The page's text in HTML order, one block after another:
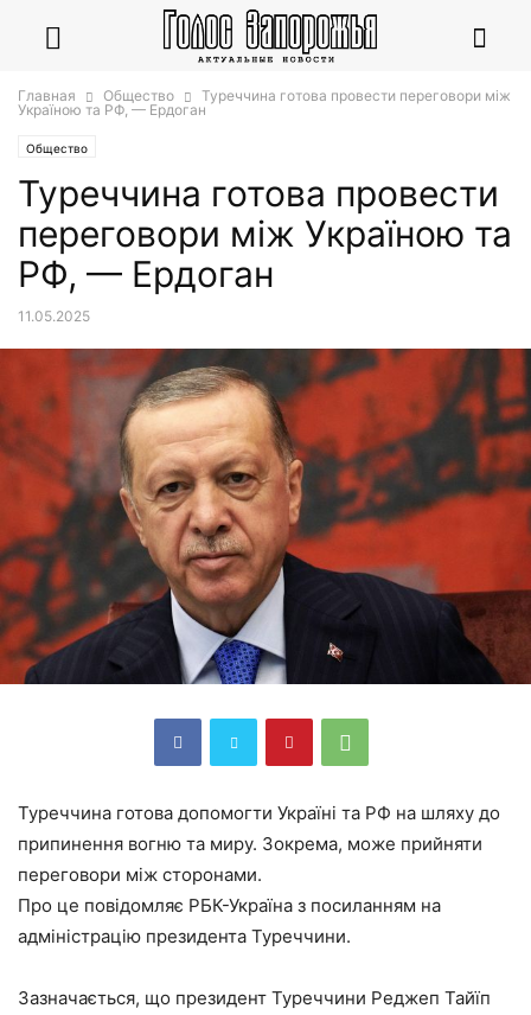
Главная Общество
Туреччина готова провести переговори між
Україною та РФ, — Ердоган
Общество
Туреччина готова провести
переговори між Україною та
РФ, — Ердоган
11.05.2025
Туреччина готова допомогти Україні та РФ на шляху до
припинення вогню та миру. Зокрема, може прийняти
переговори між сторонами.
Про це повідомляє РБК-Україна з посиланням на
адміністрацію президента Туреччини.
Зазначається, що президент Туреччини Реджеп Тайїп